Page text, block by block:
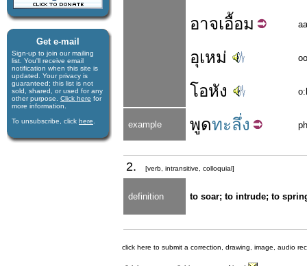
Get e-mail
Sign-up to join our mail­ing
list. You'll receive e­mail
notification when this site is
updated. Your privacy is
guaran­teed; this list is not
sold, shared, or used for any
other purpose. Click here for
more infor­mation.
To unsubscribe, click here
อาจเอื้อม
อุเหม่ oo
โอหัง
example พูดทะลึ่ง
2. [verb, intransitive, colloquial]
definition to soar; to intrude; to
click here to submit a correction, drawing, image, audio